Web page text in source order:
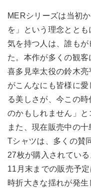
MERシリーズは当初
を」という理念とと
気を持つ人は、誰も
た。本作が多くの観客
喜多見幸太役の鈴木
がこんなにも皆様に
る美しさが、今この
のかもしれません」と
また、現在販売中の
Tシャツは、多くの賛
27枚が購入されている
11月末までの販売予
時折大きな揺れが発